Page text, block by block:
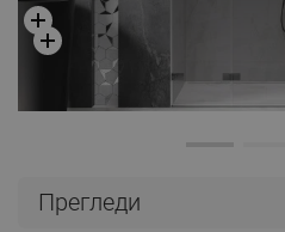
Прегледи